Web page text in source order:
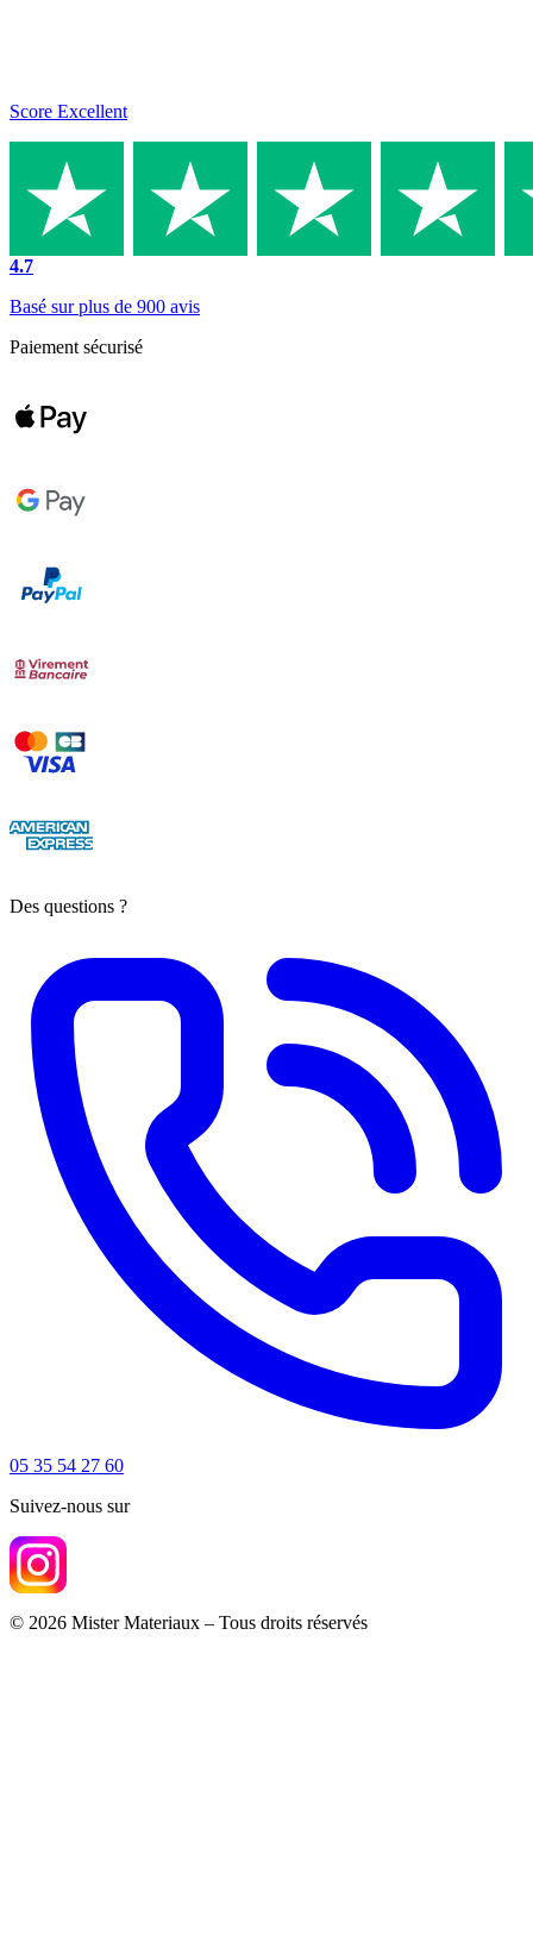
Score Excellent
4.7
Basé sur plus de 900 avis
Paiement sécurisé
Des questions ?
05 35 54 27 60
Suivez-nous sur
© 2026 Mister Materiaux – Tous droits réservés